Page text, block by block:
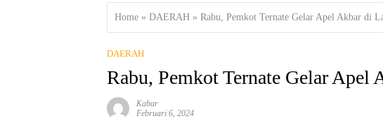
Home » DAERAH » Rabu, Pemkot Ternate Gelar Apel Akbar di
DAERAH
Rabu, Pemkot Ternate Gelar Apel
Kabar
Februari 6, 2024